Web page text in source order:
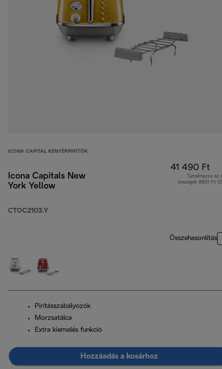
ICONA CAPITAL KENYÉRPIRÍTÓK
Icona Capitals New
York Yellow
CTOC2103.Y
41 490 Ft
Tartalmazza az
összegét 8821 Ft
Összehasonlítás
Pirításszabályozók
Morzsatálca
Extra kiemelés funkció
Hozzáadás a kosárhoz